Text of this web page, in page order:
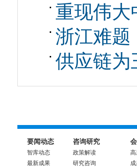
重现伟大
浙江难题
供应链为
要闻动态
智库动态
最新成果
咨询研究
政策解读
研究咨询